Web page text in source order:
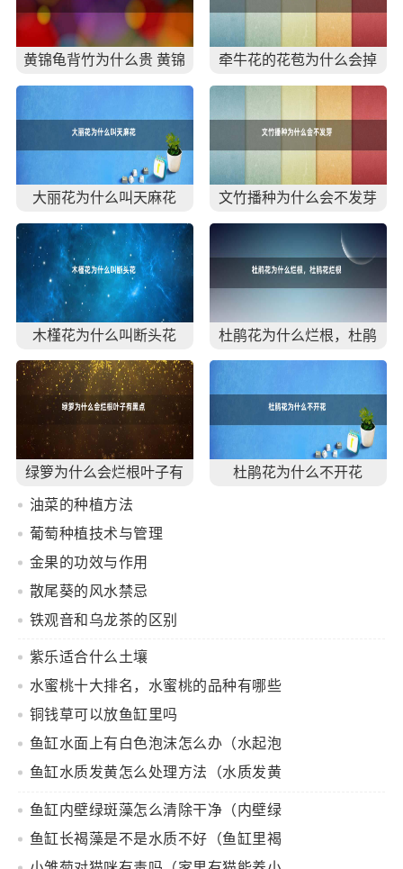
黄锦龟背竹为什么贵 黄锦
龟背竹怎么这么贵
牵牛花的花苞为什么会掉
了
大丽花为什么叫天麻花 文竹播种为什么会不发芽
木槿花为什么叫断头花
杜鹃花为什么烂根，杜鹃
花烂根怎么办
绿箩为什么会烂根叶子有
黑点
杜鹃花为什么不开花
油菜的种植方法
葡萄种植技术与管理
金果的功效与作用
散尾葵的风水禁忌
铁观音和乌龙茶的区别
紫乐适合什么土壤
水蜜桃十大排名，水蜜桃的品种有哪些
铜钱草可以放鱼缸里吗
鱼缸水面上有白色泡沫怎么办（水起泡
沫是什么原因）
鱼缸水质发黄怎么处理方法（水质发黄
是什么原因）
鱼缸内壁绿斑藻怎么清除干净（内壁绿
斑藻怎么回事）
鱼缸长褐藻是不是水质不好（鱼缸里褐